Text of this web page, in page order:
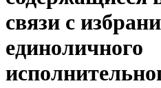
связи с
единоличного